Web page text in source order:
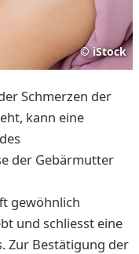
© iStock
Schmerzen der
kann eine
der Gebärmutter
gewöhnlich
und schliesst eine
Zur Bestätigung der